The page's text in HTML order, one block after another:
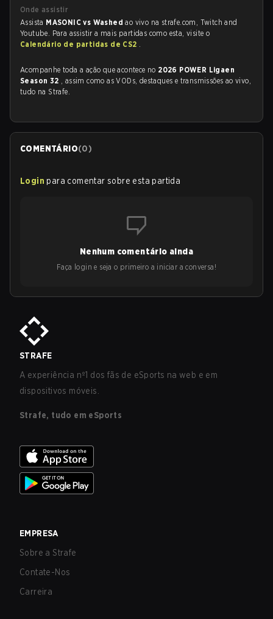
Onde assistir
Assista MASONIC vs Washedao vivo na strafe.com, Twitch and
Youtube. Para assistir a mais partidas como esta, visite o
Calendário de partidas de CS2 .
Acompanhe toda a ação que acontece no 2026 POWER Ligaen
Season 32 , assim como as VODs, destaques e transmissões ao vivo,
tudo na Strafe.
COMENTÁRIO(0)
Login para comentar sobre esta partida
Nenhum comentário ainda
Faça login e seja o primeiro a iniciar a conversa!
STRAFE
A experiência nº1 dos fãs de eSports na web e em
dispositivos móveis.
Strafe, tudo em eSports
EMPRESA
Sobre a Strafe
Contate-Nos
Carreira